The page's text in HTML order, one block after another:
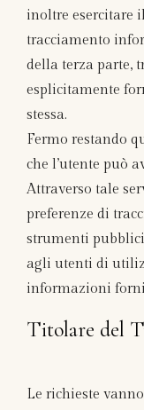
inoltre esercitare
tracciamento
della terza parte,
esplicitamente
stessa.
Fermo restando
che l’utente può
Attraverso tale
preferenze di
strumenti
agli utenti di
informazioni
Titolare del
Le richieste